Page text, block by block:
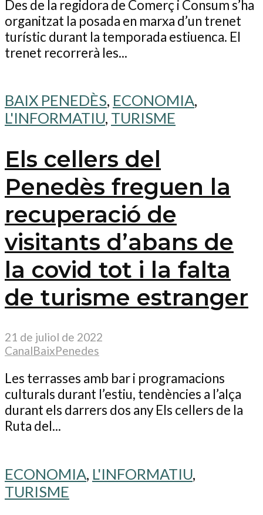
Des de la regidora de Comerç i Consum s’ha
organitzat la posada en marxa d’un trenet
turístic durant la temporada estiuenca. El
trenet recorrerà les...
BAIX PENEDÈS, ECONOMIA,
L'INFORMATIU, TURISME
Els cellers del
Penedès freguen la
recuperació de
visitants d’abans de
la covid tot i la falta
de turisme estranger
21 de juliol de 2022
CanalBaixPenedes
Les terrasses amb bar i programacions
culturals durant l’estiu, tendències a l’alça
durant els darrers dos any Els cellers de la
Ruta del...
ECONOMIA, L'INFORMATIU,
TURISME